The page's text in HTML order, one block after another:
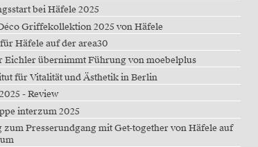
bei Häfele 2025
Griffekollektion 2025 von Häfele
Häfele auf der area30
Eichler übernimmt Führung von moebelplus
für Vitalität und Ästhetik in Berlin
- Review
interzum 2025
zum Presserundgang mit Get-together von Häfele auf